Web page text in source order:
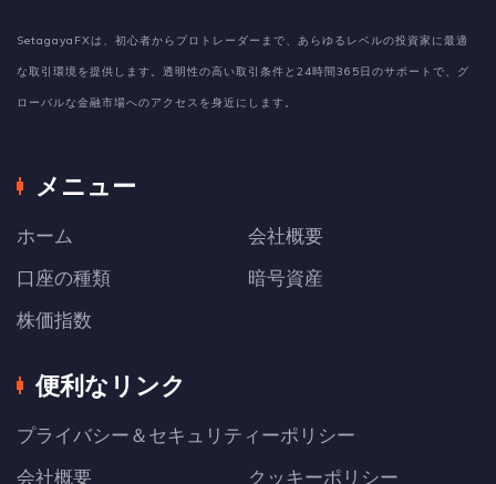
SetagayaFXは、初心者からプロトレーダーまで、あらゆるレベルの投資家に最適
な取引環境を提供します。透明性の高い取引条件と24時間365日のサポートで、グ
ローバルな金融市場へのアクセスを身近にします。
メニュー
ホーム
会社概要
口座の種類
暗号資産
株価指数
便利なリンク
プライバシー＆セキュリティーポリシー
会社概要
クッキーポリシー